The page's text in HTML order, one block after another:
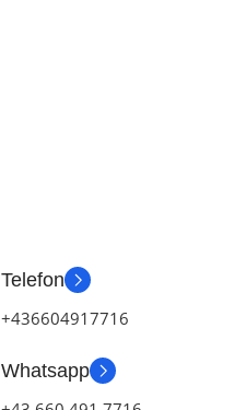
Telefon
+436604917716
Whatsapp